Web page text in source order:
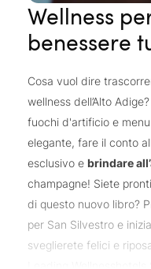
Wellness
benessere
Cosa vuol dire
wellness dell’Alto
fuochi d'artificio e
elegante, fare il conto
esclusivo e brindare
champagne! Siete
di questo nuovo libro?
per San Silvestro e
sveglierete felici e